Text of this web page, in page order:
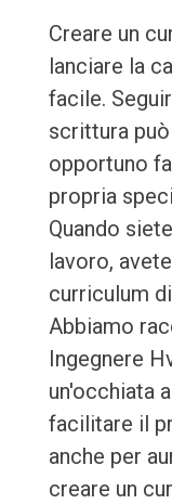
Creare un
lanciare la
facile.
scrittura
opportuno
propria
Quando
lavoro,
curriculum
Abbiamo
Ingegnere
un'occhiata
facilitare il
anche per
creare un